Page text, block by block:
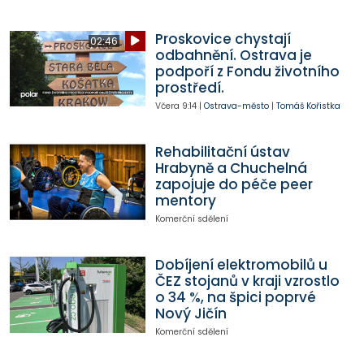
02:46
Proskovice chystají
odbahnění. Ostrava je
podpoří z Fondu životního
prostředí.
Včera 9:14| Ostrava-město| Tomáš Kořistka
Rehabilitační ústav
Hrabyně a Chuchelná
zapojuje do péče peer
mentory
Komerční sdělení
Dobíjení elektromobilů u
ČEZ stojanů v kraji vzrostlo
o 34 %, na špici poprvé
Nový Jičín
Komerční sdělení